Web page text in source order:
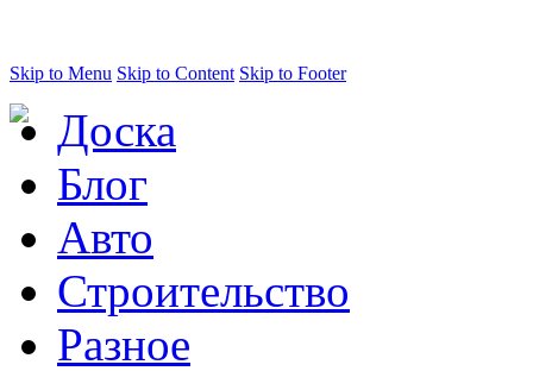
Skip to Menu Skip to Content Skip to Footer
Доска
Блог
Авто
Строительство
Разное